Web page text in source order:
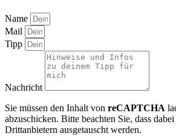
Name
Mail
Tipp
Nachricht
Sie müssen den Inhalt von reCAPTCHA
abzuschicken. Bitte beachten Sie, dass
Drittanbietern ausgetauscht werden.